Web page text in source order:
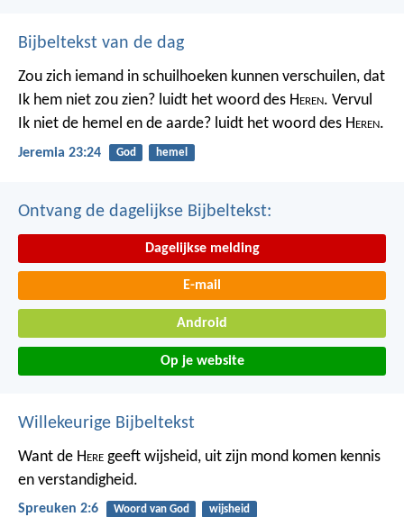
Bijbeltekst van de dag
Zou zich iemand in schuilhoeken kunnen verschuilen, dat
Ik hem niet zou zien? luidt het woord des Heren. Vervul
Ik niet de hemel en de aarde? luidt het woord des Heren.
Jeremia 23:24 God hemel
Ontvang de dagelijkse Bijbeltekst:
Dagelijkse melding
E-mail
Android
Op je website
Willekeurige Bijbeltekst
Want de Here geeft wijsheid, uit zijn mond komen kennis
en verstandigheid.
Spreuken 2:6 Woord van God wijsheid